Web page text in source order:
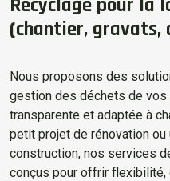
Recyclage pour la
(chantier, gravats,
Nous proposons des
gestion des déchets de vos
transparente et adaptée à
petit projet de rénovation ou
construction, nos services
conçus pour offrir